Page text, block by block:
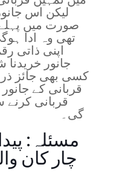
لیکن اس
صورت میں
تھی وہ ادا
اپنی ذاتی
جانور
کسی بھی جائز
قربانی کے
قربانی کرنے
گی۔
مسئلہ:
چار کان